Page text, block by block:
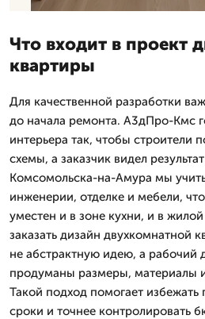
Что входит в проект
квартиры
Для качественной разработки
до начала ремонта. А3дПро-Кмс
интерьера так, чтобы строители
схемы, а заказчик видел
Комсомольска-на-Амура мы
инженерии, отделке и мебели,
уместен и в зоне кухни, и в
заказать дизайн двухкомнатной
не абстрактную идею, а рабочий
продуманы размеры, материалы
Такой подход помогает избежать
сроки и точнее контролировать